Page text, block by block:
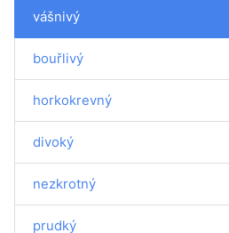
vášnivý
bouřlivý
horkokrevný
divoký
nezkrotný
prudký